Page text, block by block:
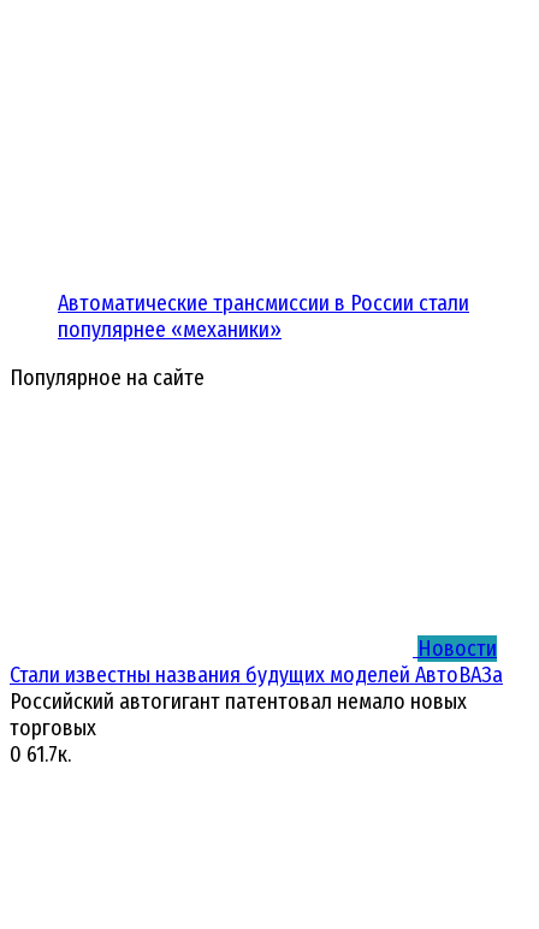
Автоматические трансмиссии в России стали
популярнее «механики»
Популярное на сайте
Новости
Стали известны названия будущих моделей АвтоВАЗа
Российский автогигант патентовал немало новых
торговых
0 61.7к.